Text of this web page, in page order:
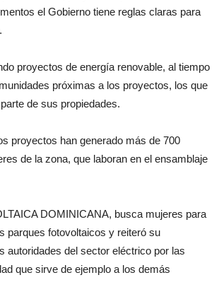
el Gobierno tiene reglas claras para
proyectos de energía renovable, al tiempo
próximas a los proyectos, los que
de sus propiedades.
proyectos han generado más de 700
de la zona, que laboran en el ensamblaje
DOMINICANA, busca mujeres para
parques fotovoltaicos y reiteró su
autoridades del sector eléctrico por las
que sirve de ejemplo a los demás